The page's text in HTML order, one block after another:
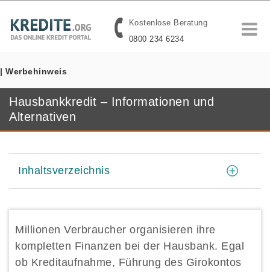
Kostenlose Beratung
0800 234 6234
| Werbehinweis
Hausbankkredit – Informationen und
Alternativen
Inhaltsverzeichnis
Millionen Verbraucher organisieren ihre
kompletten Finanzen bei der Hausbank. Egal
ob Kreditaufnahme, Führung des Girokontos